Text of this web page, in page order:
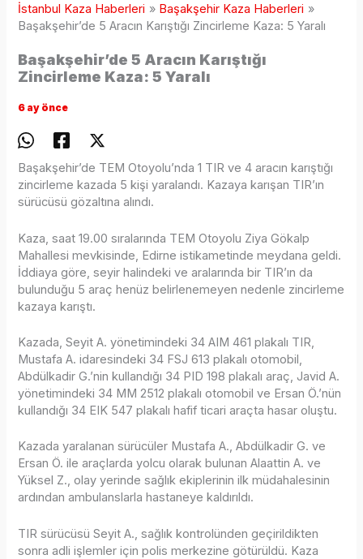
İstanbul Kaza Haberleri
Başakşehir Kaza Haberleri
Başakşehir’de 5 Aracın Karıştığı Zincirleme Kaza: 5 Yaralı
Başakşehir’de 5 Aracın Karıştığı
Zincirleme Kaza: 5 Yaralı
6 ay önce
Başakşehir’de TEM Otoyolu’nda 1 TIR ve 4 aracın karıştığı
zincirleme kazada 5 kişi yaralandı. Kazaya karışan TIR’ın
sürücüsü gözaltına alındı.
Kaza, saat 19.00 sıralarında TEM Otoyolu Ziya Gökalp
Mahallesi mevkisinde, Edirne istikametinde meydana geldi.
İddiaya göre, seyir halindeki ve aralarında bir TIR’ın da
bulunduğu 5 araç henüz belirlenemeyen nedenle zincirleme
kazaya karıştı.
Kazada, Seyit A. yönetimindeki 34 AIM 461 plakalı TIR,
Mustafa A. idaresindeki 34 FSJ 613 plakalı otomobil,
Abdülkadir G.’nin kullandığı 34 PID 198 plakalı araç, Javid A.
yönetimindeki 34 MM 2512 plakalı otomobil ve Ersan Ö.’nün
kullandığı 34 EIK 547 plakalı hafif ticari araçta hasar oluştu.
Kazada yaralanan sürücüler Mustafa A., Abdülkadir G. ve
Ersan Ö. ile araçlarda yolcu olarak bulunan Alaattin A. ve
Yüksel Z., olay yerinde sağlık ekiplerinin ilk müdahalesinin
ardından ambulanslarla hastaneye kaldırıldı.
TIR sürücüsü Seyit A., sağlık kontrolünden geçirildikten
sonra adli işlemler için polis merkezine götürüldü. Kaza